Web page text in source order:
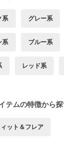
系 グレー系
系 ブルー系
レッド系
テムの特徴から
ット＆フレア